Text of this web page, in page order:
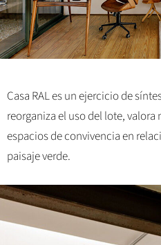
Casa RAL es un ejercicio de
reorganiza el uso del lote, valora
espacios de convivencia en
paisaje verde.